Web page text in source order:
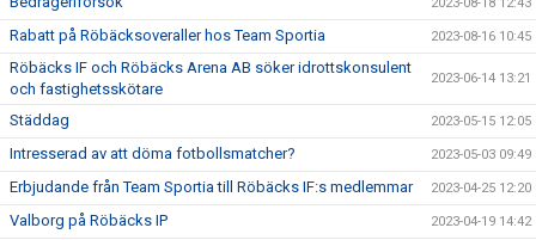
Rabatt på Röbäcksoveraller hos Team Sportia 2023-08-16 10:45
Röbäcks IF och Röbäcks Arena AB söker idrottskonsulent
och fastighetsskötare
2023-06-14 13:21
Städdag 2023-05-15 12:05
Intresserad av att döma fotbollsmatcher? 2023-05-03 09:49
Erbjudande från Team Sportia till Röbäcks IF:s medlemmar 2023-04-25 12:20
Valborg på Röbäcks IP 2023-04-19 14:42